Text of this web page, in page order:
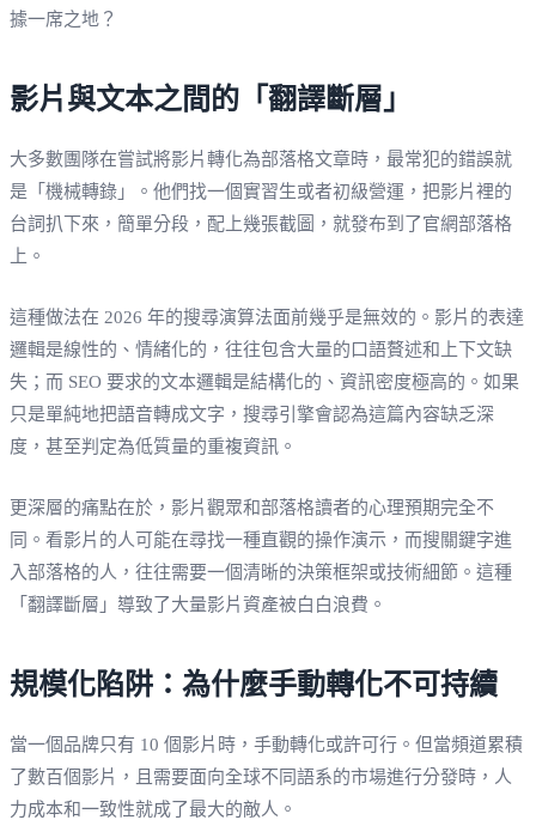
據一席之地？
影片與文本之間的「翻譯斷層」
大多數團隊在嘗試將影片轉化為部落格文章時，最常犯的錯誤就
是「機械轉錄」。他們找一個實習生或者初級營運，把影片裡的
台詞扒下來，簡單分段，配上幾張截圖，就發布到了官網部落格
上。
這種做法在 2026 年的搜尋演算法面前幾乎是無效的。影片的表達
邏輯是線性的、情緒化的，往往包含大量的口語贅述和上下文缺
失；而 SEO 要求的文本邏輯是結構化的、資訊密度極高的。如果
只是單純地把語音轉成文字，搜尋引擎會認為這篇內容缺乏深
度，甚至判定為低質量的重複資訊。
更深層的痛點在於，影片觀眾和部落格讀者的心理預期完全不
同。看影片的人可能在尋找一種直觀的操作演示，而搜關鍵字進
入部落格的人，往往需要一個清晰的決策框架或技術細節。這種
「翻譯斷層」導致了大量影片資產被白白浪費。
規模化陷阱：為什麼手動轉化不可持續
當一個品牌只有 10 個影片時，手動轉化或許可行。但當頻道累積
了數百個影片，且需要面向全球不同語系的市場進行分發時，人
力成本和一致性就成了最大的敵人。